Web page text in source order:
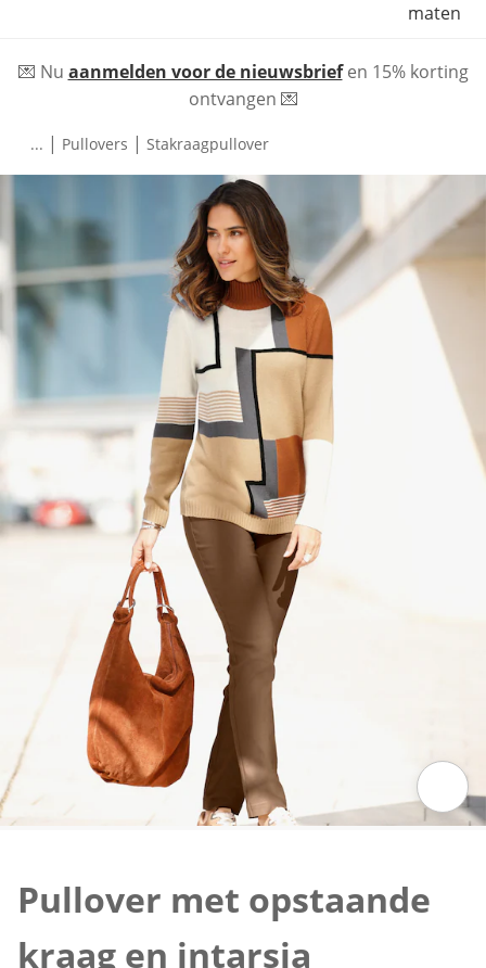
maten
💌 Nu aanmelden voor de nieuwsbriefen 15% korting
ontvangen 💌
... | Pullovers | Stakraagpullover
Pullover met opstaande
kraag en intarsia